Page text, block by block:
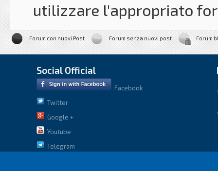
utilizzare l'appropriato
Forum con nuovi Post Forum senza nuovi post Forum
Social Official
Facebook
Twitter
Google +
Youtube
Telegram